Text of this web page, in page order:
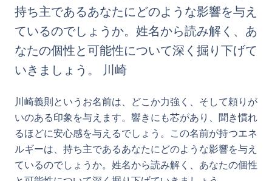
持ち主であるあなたにどのような影響を与え
ているのでしょうか。姓名から読み解く、あ
なたの個性と可能性について深く掘り下げて
いきましょう。 川崎
川崎義則というお名前は、どこか力強く、そして頼りが
いのある印象を与えます。響きにも芯があり、聞き慣れ
るほどに安心感を与えるでしょう。この名前が持つエネ
ルギーは、持ち主であるあなたにどのような影響を与え
ているのでしょうか。姓名から読み解く、あなたの個性